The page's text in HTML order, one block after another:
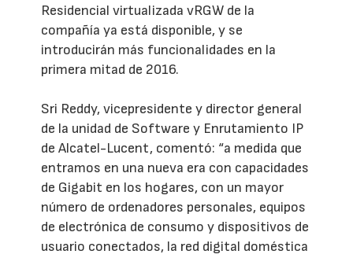
Residencial virtualizada vRGW de la
compañía ya está disponible, y se
introducirán más funcionalidades en la
primera mitad de 2016.
Sri Reddy, vicepresidente y director general
de la unidad de Software y Enrutamiento IP
de Alcatel-Lucent, comentó: “a medida que
entramos en una nueva era con capacidades
de Gigabit en los hogares, con un mayor
número de ordenadores personales, equipos
de electrónica de consumo y dispositivos de
usuario conectados, la red digital doméstica